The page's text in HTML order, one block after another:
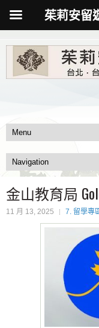
金山教育局
11 月 13, 2025 7. 留學專
茱莉安留